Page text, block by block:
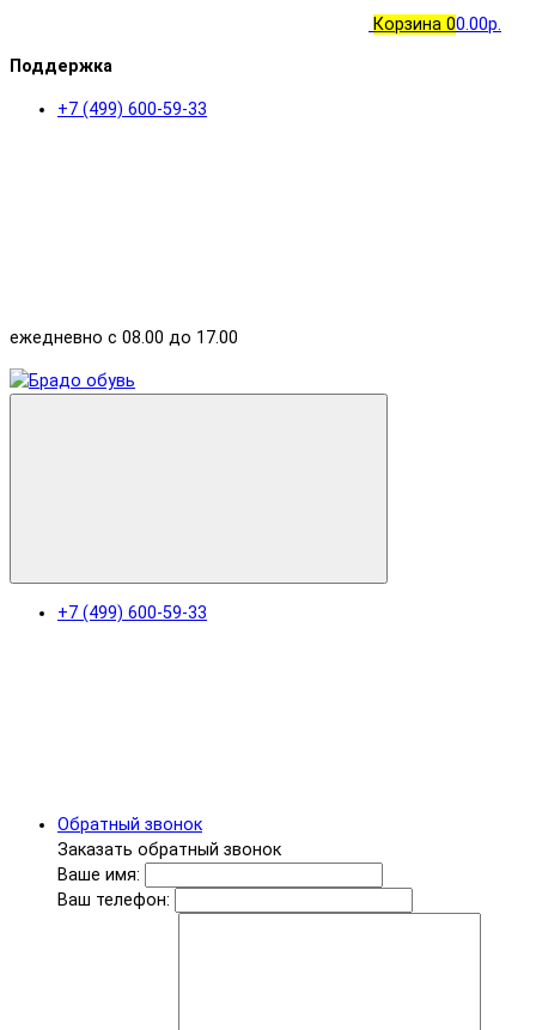
Корзина 00.00р.
Поддержка
+7 (499) 600-59-33
ежедневно с 08.00 до 17.00
+7 (499) 600-59-33
Обратный звонок
Заказать обратный звонок
Ваше имя:
Ваш телефон: